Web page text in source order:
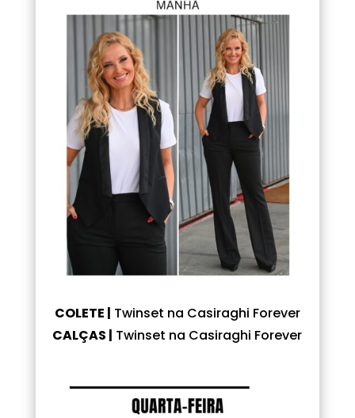
COLETE | Twinset na Casiraghi Forever
CALÇAS | Twinset na Casiraghi Forever